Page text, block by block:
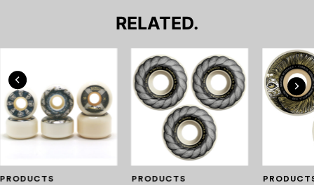
RELATED.
PRODUCTS PRODUCTS